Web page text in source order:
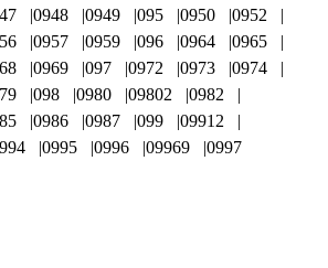
0948 0949 095 0950
0952
0957 0959 096 0964
0965
0969 097 0972 0973
0974
098 0980 09802
0982
0986 0987 099
09912
0995 0996 09969 0997